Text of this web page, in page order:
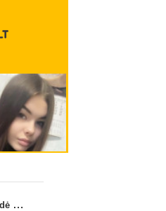
Vaikinų U15 rinktinė Taline sužaidė pirmąsias kontrolines rungtynes